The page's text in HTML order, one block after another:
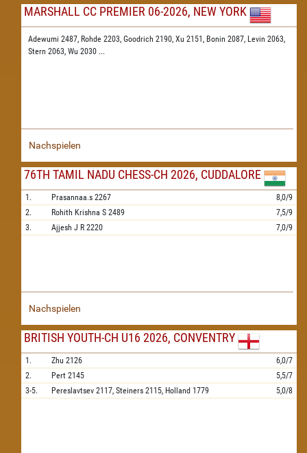
MARSHALL CC PREMIER 06-2026, NEW YORK
Adewumi 2487, Rohde 2203, Goodrich 2190, Xu 2151, Bonin 2087, Levin 2063,
Stern 2063, Wu 2030 ...
Nachspielen
76TH TAMIL NADU CHESS-CH 2026, CUDDALORE
1. Prasannaa.s 2267
8,0/9
2.
Rohith Krishna S 2489
7,5/9
3.
Ajjesh J R 2220 7,0/9
Nachspielen
BRITISH YOUTH-CH U16 2026, CONVENTRY
1. Zhu 2126
6,0/7
2.
Pert 2145
5,5/7
3-5.
Pereslavtsev 2117, Steiners 2115, Holland 1779 5,0/8